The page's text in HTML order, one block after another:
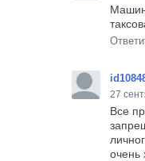
27
Все
очень